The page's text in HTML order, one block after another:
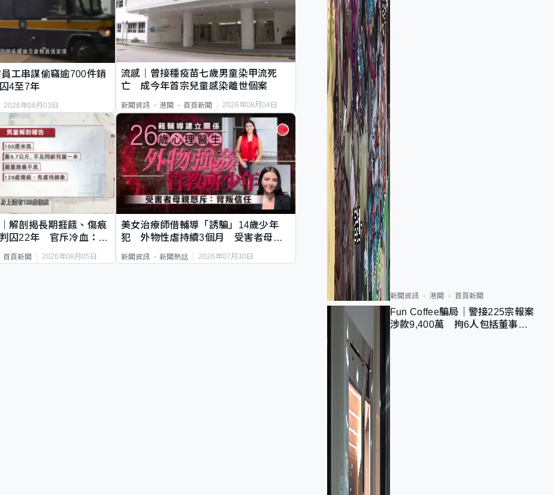
工串謀偷竊逾700件銷
4至7年
2026年08月03日
流感｜曾接種疫苗七歲男童染甲流死
亡 成今年首宗兒童感染離世個案
新聞資訊 港聞 首頁新聞 2026年08月04日
解剖揭長期捱餓、傷痕
囚22年 官斥冷血：同
首頁新聞 2026年08月05日
美女治療師借輔導「誘騙」14歲少年
犯 外物性虐持續3個月 受害者母：
新聞資訊 新聞熱話 2026年07月30日
新聞資訊 港聞 首頁新聞
Fun Coffee騙局｜警接225宗報案
涉款9,400萬 拘6人包括董事股